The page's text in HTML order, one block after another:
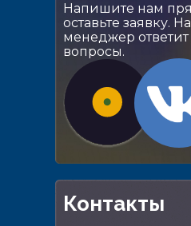
Напишите нам
оставьте заявку.
менеджер
вопросы.
Контакты